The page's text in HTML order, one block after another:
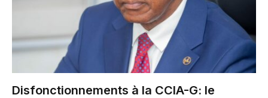
Disfonctionnements à la CCIA-G: le